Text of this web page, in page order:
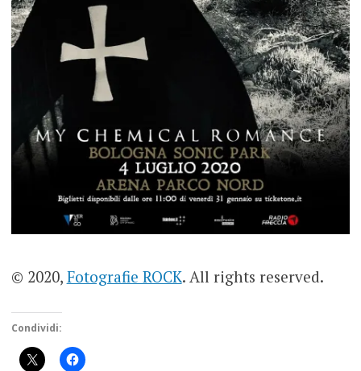
© 2020, Fotografie ROCK. All rights reserved.
Condividi: